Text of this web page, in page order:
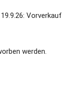
Vorverkauf
werden.